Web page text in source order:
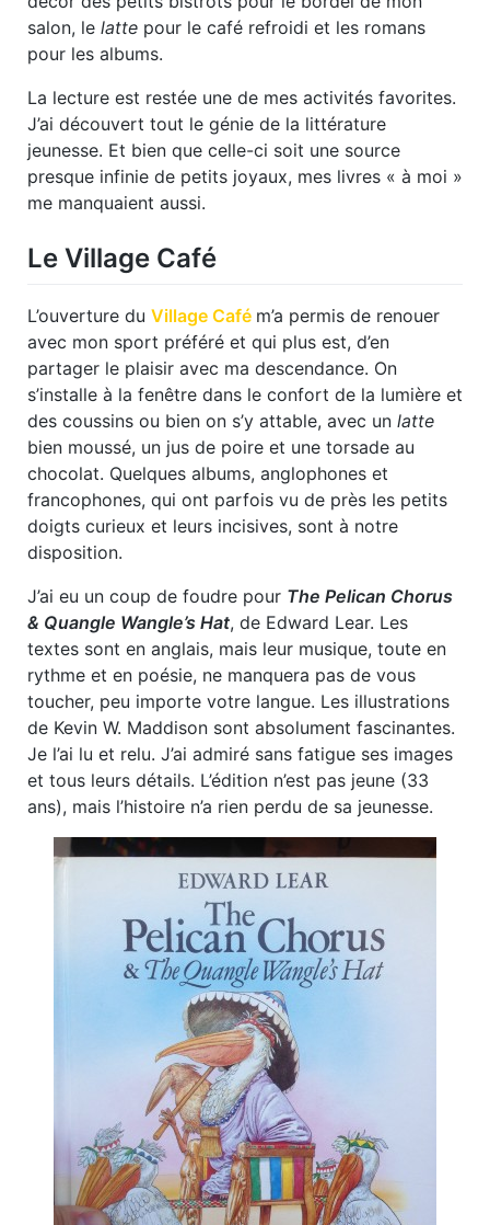
salon, le latte pour le café refroidi et les romans
pour les albums.
La lecture est restée une de mes activités favorites.
J’ai découvert tout le génie de la littérature
jeunesse. Et bien que celle-ci soit une source
presque infinie de petits joyaux, mes livres « à moi »
me manquaient aussi.
Le Village Café
L’ouverture du Village Café m’a permis de renouer
avec mon sport préféré et qui plus est, d’en
partager le plaisir avec ma descendance. On
s’installe à la fenêtre dans le confort de la lumière et
des coussins ou bien on s’y attable, avec un latte
bien moussé, un jus de poire et une torsade au
chocolat. Quelques albums, anglophones et
francophones, qui ont parfois vu de près les petits
doigts curieux et leurs incisives, sont à notre
disposition.
J’ai eu un coup de foudre pour The Pelican Chorus
& Quangle Wangle’s Hat, de Edward Lear. Les
textes sont en anglais, mais leur musique, toute en
rythme et en poésie, ne manquera pas de vous
toucher, peu importe votre langue. Les illustrations
de Kevin W. Maddison sont absolument fascinantes.
Je l’ai lu et relu. J’ai admiré sans fatigue ses images
et tous leurs détails. L’édition n’est pas jeune (33
ans), mais l’histoire n’a rien perdu de sa jeunesse.